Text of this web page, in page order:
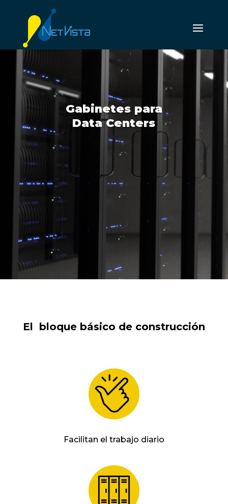
Gabinetes para
Data Centers
El bloque básico de construcción
Facilitan el trabajo diario